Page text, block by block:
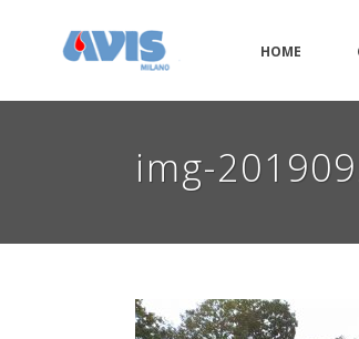
HOME
img-